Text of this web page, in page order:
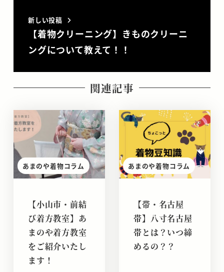
新しい投稿
【着物クリーニング】きものクリーニ
ングについて教えて！！
関連記事
あまのや着物コラム
【小山市・前結
び着方教室】あ
まのや着方教室
をご紹介いたし
ます！
あまのや着物コラム
【帯・名古屋
帯】八寸名古屋
帯とは？いつ締
めるの？？